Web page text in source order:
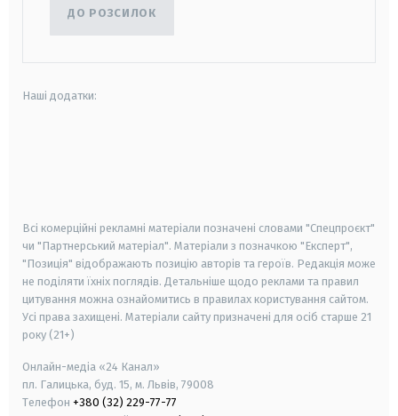
ДО РОЗСИЛОК
Наші додатки:
Всі комерційні рекламні матеріали позначені словами "Спецпроєкт"
чи "Партнерський матеріал". Матеріали з позначкою "Експерт",
"Позиція" відображають позицію авторів та героїв. Редакція може
не поділяти їхніх поглядів. Детальніше щодо реклами та правил
цитування можна ознайомитись в правилах користування сайтом.
Усі права захищені. Матеріали сайту призначені для осіб старше 21
року (21+)
Онлайн-медіа «24 Канал»
пл. Галицька, буд. 15, м. Львів, 79008
Телефон +380 (32) 229-77-77